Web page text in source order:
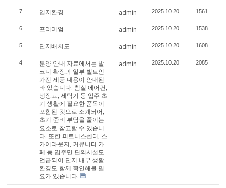
7 입지환경 admin 2025.10.20 1561
6 프리미엄 admin 2025.10.20 1538
5 단지배치도 admin 2025.10.20 1608
4
분양 안내 자료에서는 발
코니 확장과 일부 빌트인
가전 제공 내용이 안내된
바 있습니다. 침실 에어컨,
냉장고, 세탁기 등 입주 초
기 생활에 필요한 품목이
포함된 것으로 소개되어,
초기 준비 부담을 줄이는
요소로 참고할 수 있습니
다. 또한 피트니스센터, 스
카이라운지, 커뮤니티 카
페 등 입주민 편의시설도
언급되어 단지 내부 생활
환경도 함께 확인해볼 필
요가 있습니다.
admin 2025.10.20 2085